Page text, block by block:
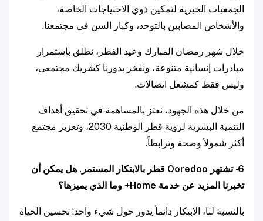
الجمعيات الخيرية لتمكين ذوي الاحتياجات الخاصة،
والأشخاص المصابين بالتوحد، وكبار السن في مجتمعنا.
خلال شهر رمضان المبارك وعيد الفطر، نطلق باستمرار
مبادرات إنسانية متنوعة، ونفخر بدورنا كشريك مجتمعي،
وليس فقط كمشغل اتصالات.
من خلال هذه الجهود، نعتز بالمساهمة في تحقيق أهداف
التنمية البشرية لرؤية قطر الوطنية 2030، وتعزيز مجتمع
أكثر شمولاً وصحة وترابطاً.
6- تشتهر Ooredoo قطر بالابتكار المستمر. هل يمكن أن
تخبرنا المزيد عن خدمة Home+ وما الذي يميزها؟
بالنسبة لنا، الابتكار دائماً يدور حول شيء واحد: تحسين الحياة